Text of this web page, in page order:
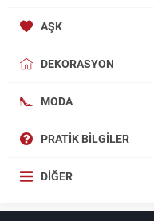
AŞK
DEKORASYON
MODA
PRATIK BILGILER
DIĞER